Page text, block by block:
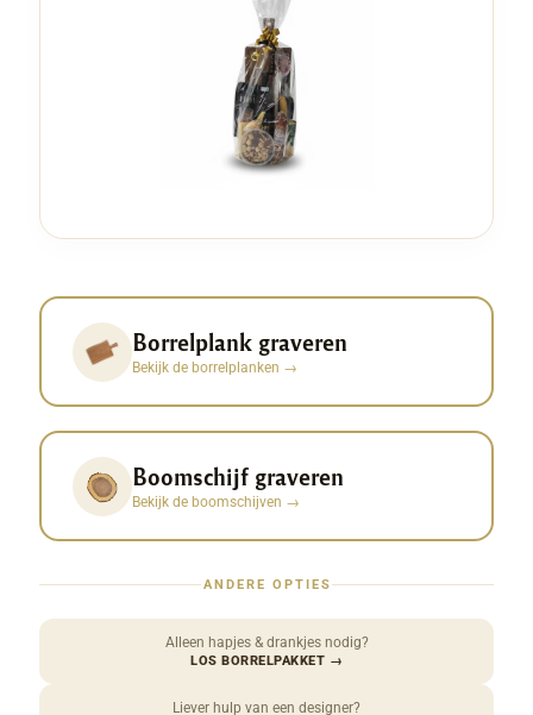
Borrelplank graveren
Bekijk de borrelplanken →
Boomschijf graveren
Bekijk de boomschijven →
ANDERE OPTIES
Alleen hapjes & drankjes nodig?
LOS BORRELPAKKET →
Liever hulp van een designer?